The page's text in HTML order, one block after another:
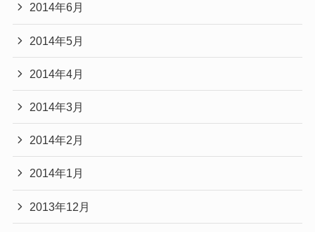
2014年6月
2014年5月
2014年4月
2014年3月
2014年2月
2014年1月
2013年12月